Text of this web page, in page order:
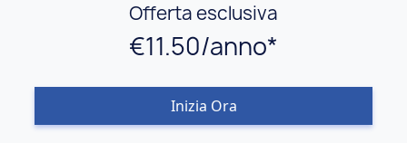
Offerta esclusiva
€11.50/anno*
Inizia Ora